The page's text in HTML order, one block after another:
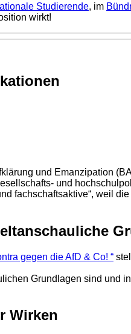
Studierende, im
wirkt!
und Emanzipation
und
fachschaftsaktive“, weil
gegen die AfD & Co! “
Grundlagen sind und
Wirken